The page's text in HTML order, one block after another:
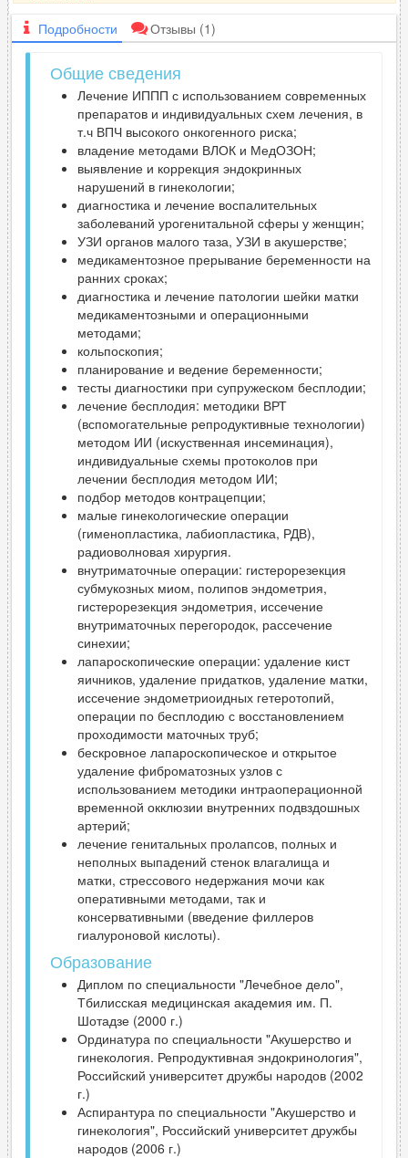
Подробности Отзывы (1)
Общие сведения
Лечение ИППП с использованием современных
препаратов и индивидуальных схем лечения, в
т.ч ВПЧ высокого онкогенного риска;
владение методами ВЛОК и МедОЗОН;
выявление и коррекция эндокринных
нарушений в гинекологии;
диагностика и лечение воспалительных
заболеваний урогенитальной сферы у женщин;
УЗИ органов малого таза, УЗИ в акушерстве;
медикаментозное прерывание беременности на
ранних сроках;
диагностика и лечение патологии шейки матки
медикаментозными и операционными
методами;
кольпоскопия;
планирование и ведение беременности;
тесты диагностики при супружеском бесплодии;
лечение бесплодия: методики ВРТ
(вспомогательные репродуктивные технологии)
методом ИИ (искуственная инсеминация),
индивидуальные схемы протоколов при
лечении бесплодия методом ИИ;
подбор методов контрацепции;
малые гинекологические операции
(гименопластика, лабиопластика, РДВ),
радиоволновая хирургия.
внутриматочные операции: гистерорезекция
субмукозных миом, полипов эндометрия,
гистерорезекция эндометрия, иссечение
внутриматочных перегородок, рассечение
синехии;
лапароскопические операции: удаление кист
яичников, удаление придатков, удаление матки,
иссечение эндометриоидных гетеротопий,
операции по бесплодию с восстановлением
проходимости маточных труб;
бескровное лапароскопическое и открытое
удаление фиброматозных узлов с
использованием методики интраоперационной
временной окклюзии внутренних подвздошных
артерий;
лечение генитальных пролапсов, полных и
неполных выпадений стенок влагалища и
матки, стрессового недержания мочи как
оперативными методами, так и
консервативными (введение филлеров
гиалуроновой кислоты).
Образование
Диплом по специальности "Лечебное дело",
Тбилисская медицинская академия им. П.
Шотадзе (2000 г.)
Ординатура по специальности "Акушерство и
гинекология. Репродуктивная эндокринология",
Российский университет дружбы народов (2002
г.)
Аспирантура по специальности "Акушерство и
гинекология", Российский университет дружбы
народов (2006 г.)